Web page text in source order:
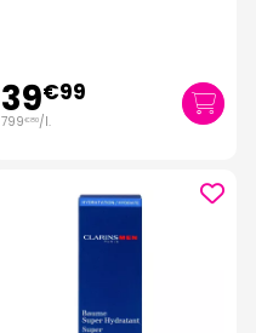
39€99
799€80/l.